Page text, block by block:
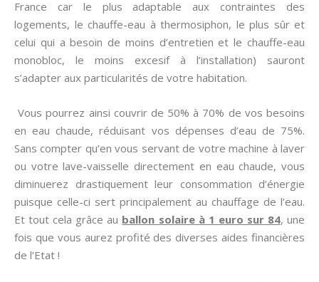
France car le plus adaptable aux contraintes des
logements, le chauffe-eau à thermosiphon, le plus sûr et
celui qui a besoin de moins d’entretien et le chauffe-eau
monobloc, le moins excesif à l’installation) sauront
s’adapter aux particularités de votre habitation.
Vous pourrez ainsi couvrir de 50% à 70% de vos besoins
en eau chaude, réduisant vos dépenses d’eau de 75%.
Sans compter qu’en vous servant de votre machine à laver
ou votre lave-vaisselle directement en eau chaude, vous
diminuerez drastiquement leur consommation d’énergie
puisque celle-ci sert principalement au chauffage de l’eau.
Et tout cela grâce au ballon solaire à 1 euro sur 84, une
fois que vous aurez profité des diverses aides financières
de l’Etat !